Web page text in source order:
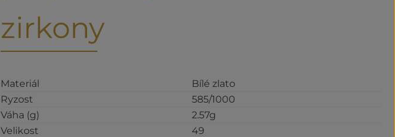
zirkony
Materiál
Bílé zlato
Ryzost
585/1000
Váha (g)
2.57g
Velikost
49